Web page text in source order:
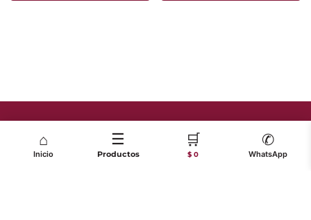
⌂
Inicio
☰
Productos
🛒
$ 0
✆
WhatsApp